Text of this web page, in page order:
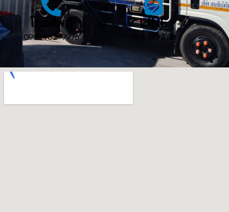
โทรศัพท์
098-482-9976
LINE
ส่งรูป ส่งพิกัด